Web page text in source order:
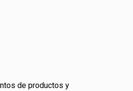
de productos y